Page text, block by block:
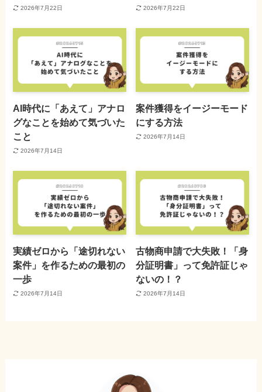
2026年7月22日 2026年7月22日
AI時代に「あえて」アナロ
グなことを始めて気づいた
こと
2026年7月14日
案件獲得をイージーモード
にする方法
2026年7月14日
実績ゼロから「途切れない
案件」を作るための最初の
一歩
2026年7月14日
古物商申請で大失敗！「身
分証明書」って免許証じゃ
ないの！？
2026年7月14日